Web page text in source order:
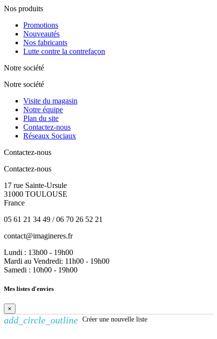
Nos produits
Promotions
Nouveautés
Nos fabricants
Lutte contre la contrefaçon
Notre société
Notre société
Visite du magasin
Notre équipe
Plan du site
Contactez-nous
Réseaux Sociaux
Contactez-nous
Contactez-nous
17 rue Sainte-Ursule
31000 TOULOUSE
France
05 61 21 34 49 / 06 70 26 52 21
contact@imagineres.fr
Lundi : 13h00 - 19h00
Mardi au Vendredi: 11h00 - 19h00
Samedi : 10h00 - 19h00
Mes listes d'envies
×
add_circle_outline Créer une nouvelle liste